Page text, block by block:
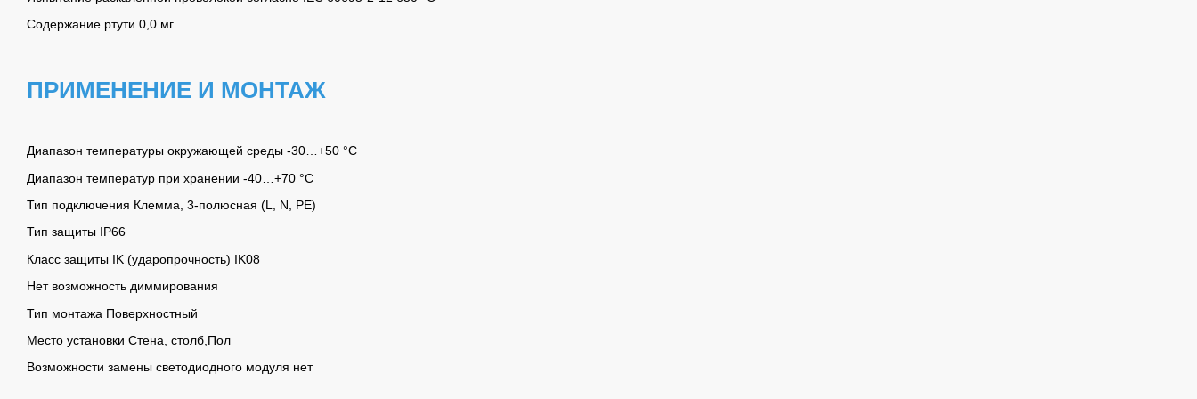
Содержание ртути 0,0 мг
ПРИМЕНЕНИЕ И МОНТАЖ
Диапазон температуры окружающей среды -30…+50 °С
Диапазон температур при хранении -40…+70 °C
Тип подключения Клемма, 3-полюсная (L, N, PE)
Тип защиты IP66
Класс защиты IK (ударопрочность) IK08
Нет возможность диммирования
Тип монтажа Поверхностный
Место установки Стена, столб,Пол
Возможности замены светодиодного модуля нет